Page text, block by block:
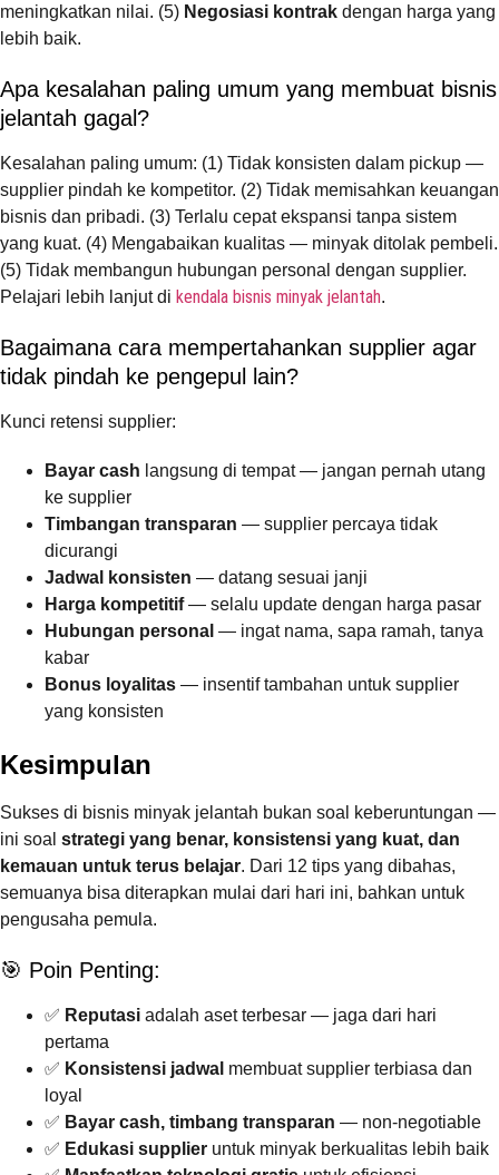
meningkatkan nilai. (5) Negosiasi kontrak dengan harga yang
lebih baik.
Apa kesalahan paling umum yang membuat bisnis
jelantah gagal?
Kesalahan paling umum: (1) Tidak konsisten dalam pickup —
supplier pindah ke kompetitor. (2) Tidak memisahkan keuangan
bisnis dan pribadi. (3) Terlalu cepat ekspansi tanpa sistem
yang kuat. (4) Mengabaikan kualitas — minyak ditolak pembeli.
(5) Tidak membangun hubungan personal dengan supplier.
Pelajari lebih lanjut di kendala bisnis minyak jelantah.
Bagaimana cara mempertahankan supplier agar
tidak pindah ke pengepul lain?
Kunci retensi supplier:
Bayar cash langsung di tempat — jangan pernah utang
ke supplier
Timbangan transparan — supplier percaya tidak
dicurangi
Jadwal konsisten — datang sesuai janji
Harga kompetitif— selalu update dengan harga pasar
Hubungan personal — ingat nama, sapa ramah, tanya
kabar
Bonus loyalitas — insentif tambahan untuk supplier
yang konsisten
Kesimpulan
Sukses di bisnis minyak jelantah bukan soal keberuntungan —
ini soal strategi yang benar, konsistensi yang kuat, dan
kemauan untuk terus belajar. Dari 12 tips yang dibahas,
semuanya bisa diterapkan mulai dari hari ini, bahkan untuk
pengusaha pemula.
🎯 Poin Penting:
✅ Reputasi adalah aset terbesar — jaga dari hari
pertama
✅ Konsistensi jadwal membuat supplier terbiasa dan
loyal
✅ Bayar cash, timbang transparan — non-negotiable
✅ Edukasi supplier untuk minyak berkualitas lebih baik